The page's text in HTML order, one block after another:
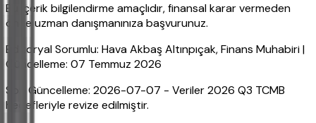
Bu içerik bilgilendirme amaçlıdır, finansal karar vermeden
önce uzman danışmanınıza başvurunuz.
Editoryal Sorumlu: Hava Akbaş Altınpıçak, Finans Muhabiri |
Güncelleme: 07 Temmuz 2026
Son Güncelleme: 2026-07-07 - Veriler 2026 Q3 TCMB
hedefleriyle revize edilmiştir.